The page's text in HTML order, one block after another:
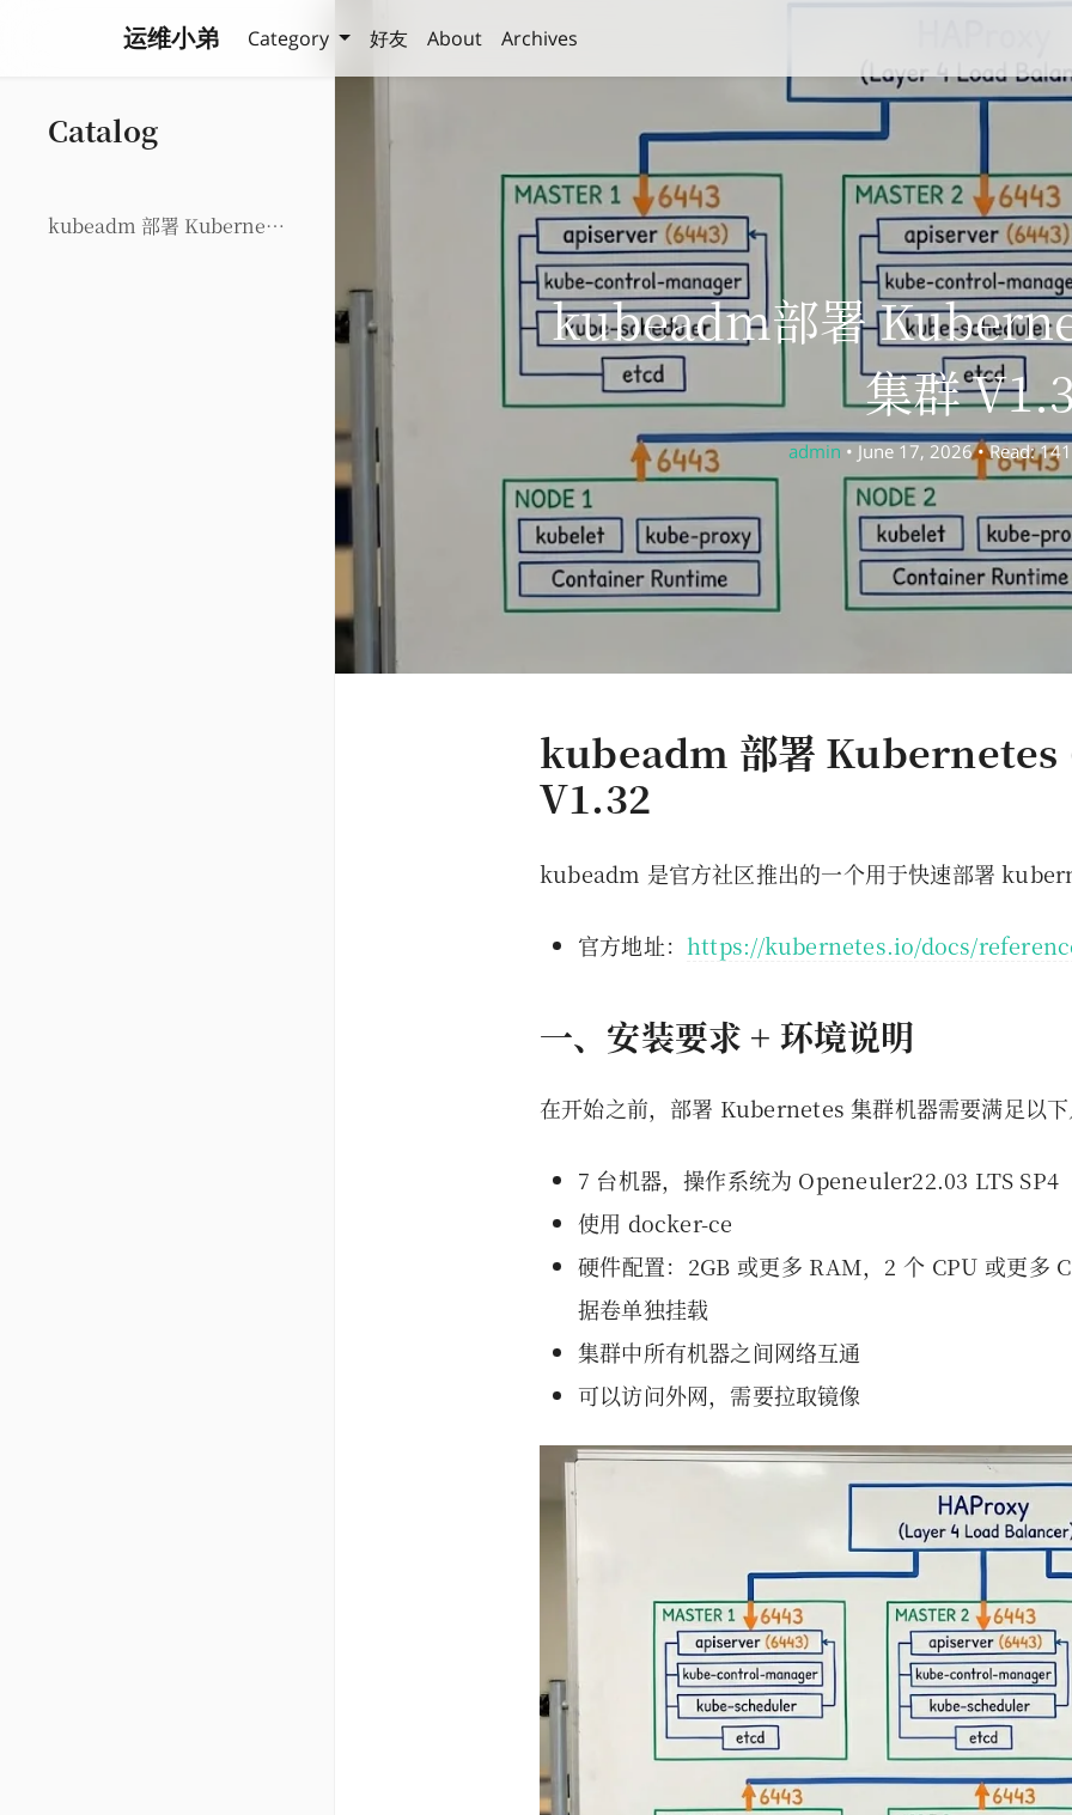
运维小弟 Category 好友 About Archives
Catalog
kubeadm 部署 Kubernetes (k8s) 高可用集群 V1.32
kubeadm部署
集群
admin • June 17, 2026 • Read:
kubeadm 部署 Kubernetes
V1.32
kubeadm 是官方社区推出的一个用于快速部署
官方地址：https://kubernetes.io/docs/
一、安装要求 + 环境说明
在开始之前，部署 Kubernetes 集群机器需要满足以
7 台机器，操作系统为 Openeuler22.03 LTS SP4
使用 docker-ce
硬件配置：2GB 或更多 RAM，2 个 CPU 或更多
据卷单独挂载
集群中所有机器之间网络互通
可以访问外网，需要拉取镜像